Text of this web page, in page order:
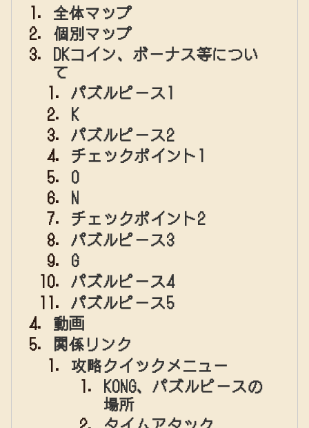
全体マップ
個別マップ
DKコイン、ボーナス等につい
て
パズルピース1
K
パズルピース2
チェックポイント1
O
N
チェックポイント2
パズルピース3
G
パズルピース4
パズルピース5
動画
関係リンク
攻略クイックメニュー
KONG、パズルピースの
場所